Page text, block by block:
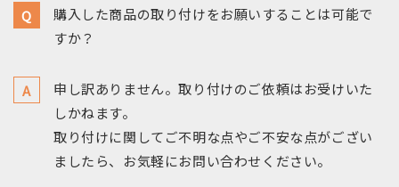
購入した商品の取り付けをお願いすることは可能で
すか？
申し訳ありません。取り付けのご依頼はお受けいた
しかねます。
取り付けに関してご不明な点やご不安な点がござい
ましたら、お気軽にお問い合わせください。